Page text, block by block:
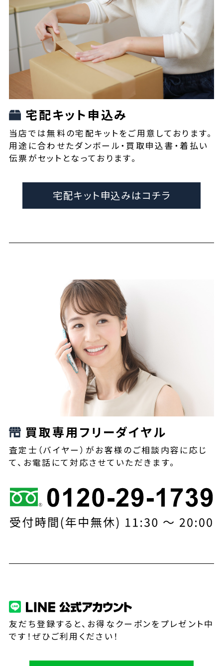
宅配キット申込み
当店では無料の宅配キットをご用意しております。
用途に合わせたダンボール・買取申込書・着払い
伝票がセットとなっております。
宅配キット申込みはコチラ
買取専用フリーダイヤル
査定士（バイヤー）がお客様のご相談内容に応じ
て、お電話にて対応させていただきます。
友だち登録すると、お得なクーポンをプレゼント中
です！ぜひご利用ください！